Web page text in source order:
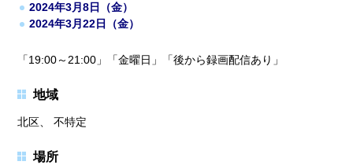
2024年3月8日（金）
2024年3月22日（金）
「19:00～21:00」「金曜日」「後から録画配信あり」
地域
北区、 不特定
場所